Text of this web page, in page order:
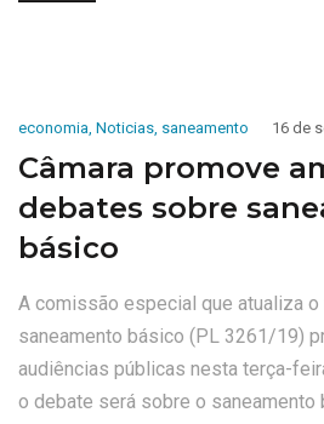
economia, Noticias, saneamento 16 de
Câmara promove
debates sobre
básico
A comissão especial que atualiza o
saneamento básico (PL 3261/19)
audiências públicas nesta terça-
o debate será sobre o